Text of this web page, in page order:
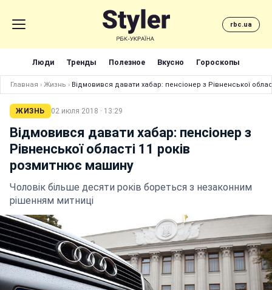
rbc.ua
Люди Тренды Полезное Вкусно Гороскопы
Главная › Жизнь › Відмовився давати хабар: пенсіонер з Рівненської
ЖИЗНЬ 02 июля 2018 · 13:29
Відмовився давати хабар: пенсіонер з
Рівненської області 11 років
розмитнює машину
Чоловік більше десяти років бореться з незаконним
рішенням митниці